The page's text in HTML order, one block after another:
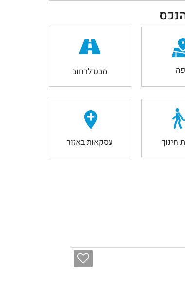
מבט לרחוב
חינוך עסקאות באזור